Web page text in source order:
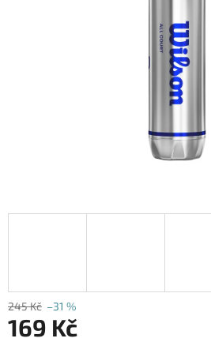
245 Kč –31 %
169 Kč